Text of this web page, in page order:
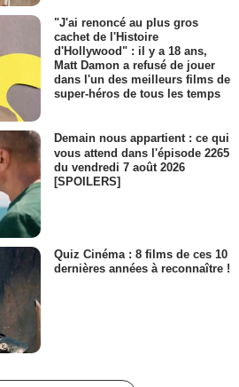
"J'ai renoncé au plus gros
cachet de l'Histoire
d'Hollywood" : il y a 18 ans,
Matt Damon a refusé de jouer
dans l'un des meilleurs films de
super-héros de tous les temps
Demain nous appartient : ce qui
vous attend dans l'épisode 2265
du vendredi 7 août 2026
[SPOILERS]
Quiz Cinéma : 8 films de ces 10
dernières années à reconnaître !